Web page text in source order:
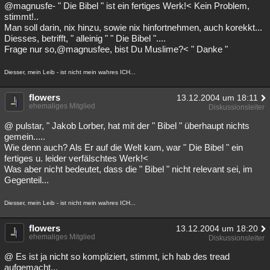
@magnusfe- " Die Bibel " ist ein fertiges Werk!< Kein Problem,
stimmt!..
Man soll darin, nix hinzu, sowie nix hinfortnehmen, auch korekkt...
Diesses, betrifft, " alleinig " " Die Bibel "....
Frage nur so,@magnusfee, bist Du Muslime?< " Danke "
Diesser, mein Leib - ist nicht mein wahres ICH...
flowers 13.12.2004 um 18:11
ehemaliges Mitglied Diskussionsleiter
@ pulstar, " Jakob Lorber, hat mit der " Bibel " überhaupt nichts
gemein.....
Wie denn auch? Als Er auf die Welt kam, war " Die Bibel " ein
fertiges u. leider verfälschtes Werk!<
Was aber nicht bedeutet, dass die " Bibel " nicht relevant sei, im
Gegenteil...
Diesser, mein Leib - ist nicht mein wahres ICH...
flowers 13.12.2004 um 18:20
ehemaliges Mitglied Diskussionsleiter
@ Es ist ja nicht so kompliziert, stimmt, ich hab des tread
aufgemacht...